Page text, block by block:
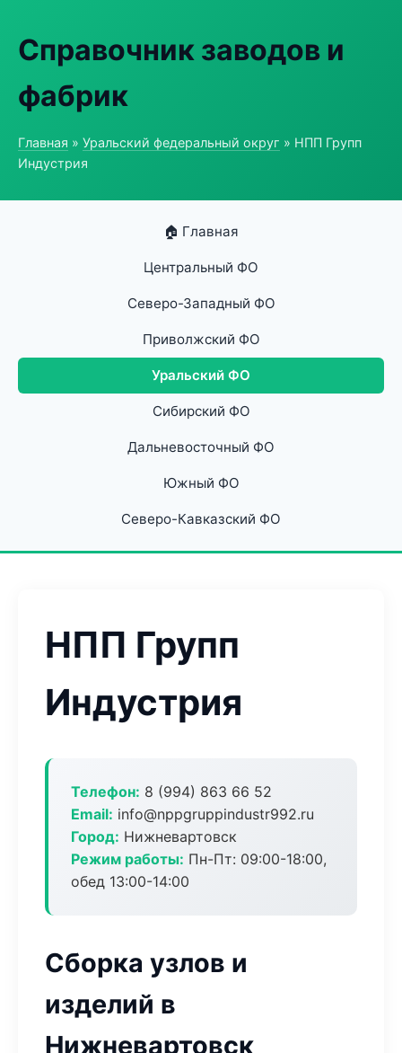
Справочник заводов и
фабрик
Главная » Уральский федеральный округ » НПП Групп
Индустрия
🏠 Главная
Центральный ФО
Северо-Западный ФО
Приволжский ФО
Уральский ФО
Сибирский ФО
Дальневосточный ФО
Южный ФО
Северо-Кавказский ФО
НПП Групп
Индустрия
Телефон: 8 (994) 863 66 52
Email: info@nppgruppindustr992.ru
Город: Нижневартовск
Режим работы: Пн-Пт: 09:00-18:00,
обед 13:00-14:00
Сборка узлов и
изделий в
Нижневартовск